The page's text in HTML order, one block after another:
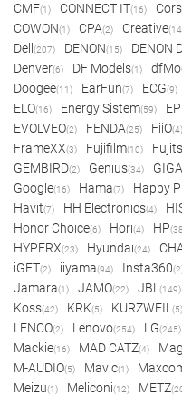
CMF(1) CONNECT IT(16)
COWON(1) CPA(2) Creative
Dell (207) DENON(15) DENON
Denver(6) DF Models(1)
Doogee(11) EarFun(7) ECG(9)
ELO(16) Energy Sistem(59)
EVOLVEO(2) FENDA(25) FiiO(4)
FrameXX(3) Fujifilm(10)
GEMBIRD(2) Genius(34)
Google(16) Hama(7) Happy
Havit(7) HH Electronics(4)
Honor Choice(6) Hori(4) HP
HYPERX(23) Hyundai(24)
iGET(2) iiyama(94) Insta360
Jamara(1) JAMO(22) JBL (149)
Koss(42) KRK(5) KURZWEIL (5)
LENCO(2) Lenovo(254) LG(245)
Mackie(16) MAD CATZ(4)
M-AUDIO(5) Mavic(1)
Meizu(1) Meliconi(12) METZ